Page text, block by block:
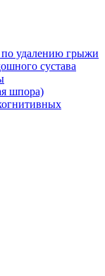
по удалению грыжи
сустава
шпора)